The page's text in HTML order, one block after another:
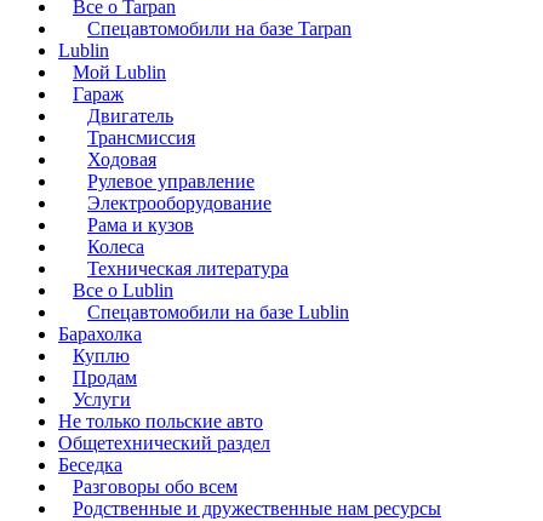
Все о Tarpan
Спецавтомобили на базе Tarpan
Lublin
Мой Lublin
Гараж
Двигатель
Трансмиссия
Ходовая
Рулевое управление
Электрооборудование
Рама и кузов
Колеса
Техническая литература
Все о Lublin
Спецавтомобили на базе Lublin
Барахолка
Куплю
Продам
Услуги
Не только польские авто
Общетехнический раздел
Беседка
Разговоры обо всем
Родственные и дружественные нам ресурсы